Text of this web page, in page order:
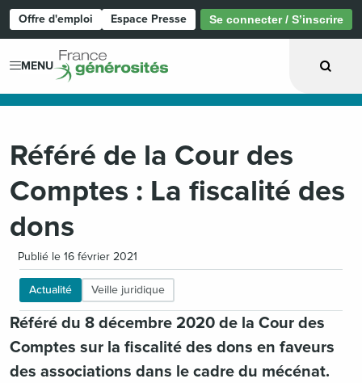
Offre d'emploi Espace Presse Se connecter / S’inscrire
MENU
Référé de la Cour des
Comptes : La fiscalité des
dons
Publié le 16 février 2021
Actualité Veille juridique
Référé du 8 décembre 2020 de la Cour des
Comptes sur la fiscalité des dons en faveurs
des associations dans le cadre du mécénat.